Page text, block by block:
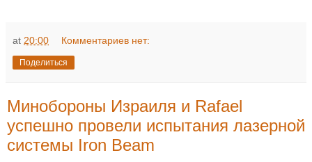
at 20:00 Комментариев нет:
Поделиться
Минобороны Израиля и Rafael
успешно провели испытания лазерной
системы Iron Beam